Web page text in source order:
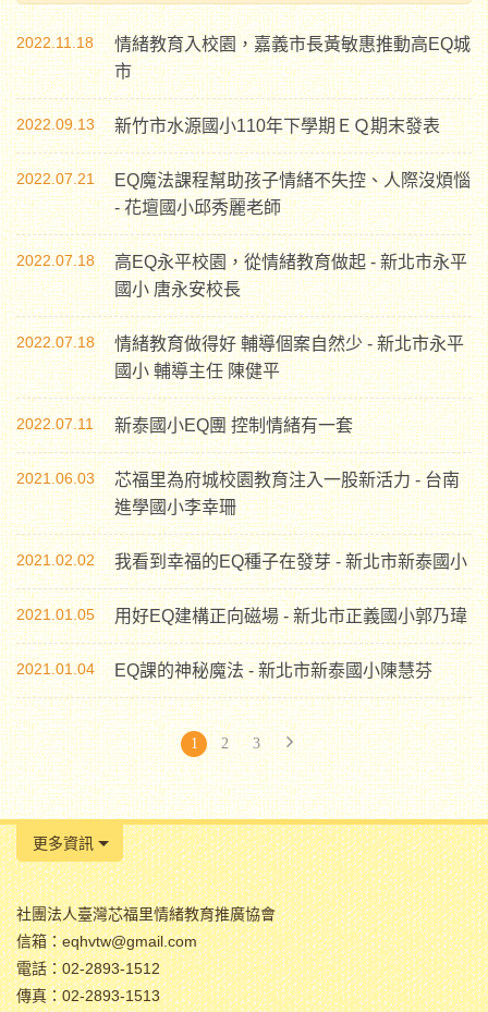
2022.11.18
情緒教育入校園，嘉義市長黃敏惠推動高EQ城
市
2022.09.13 新竹市水源國小110年下學期ＥＱ期末發表
2022.07.21
EQ魔法課程幫助孩子情緒不失控、人際沒煩惱
- 花壇國小邱秀麗老師
2022.07.18
高EQ永平校園，從情緒教育做起 - 新北市永平
國小 唐永安校長
2022.07.18
情緒教育做得好 輔導個案自然少 - 新北市永平
國小 輔導主任 陳健平
2022.07.11 新泰國小EQ團 控制情緒有一套
2021.06.03
芯福里為府城校園教育注入一股新活力 - 台南
進學國小李幸珊
2021.02.02 我看到幸福的EQ種子在發芽 - 新北市新泰國小
2021.01.05 用好EQ建構正向磁場 - 新北市正義國小郭乃瑋
2021.01.04 EQ課的神秘魔法 - 新北市新泰國小陳慧芬
1 2 3
更多資訊
社團法人臺灣芯福里情緒教育推廣協會
信箱：eqhvtw@gmail.com
電話：02-2893-1512
傳真：02-2893-1513